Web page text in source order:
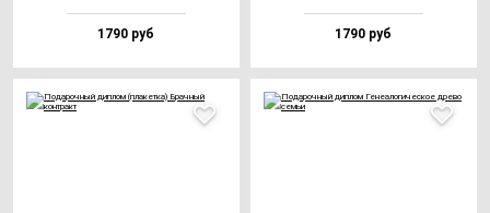
1790 руб 1790 руб